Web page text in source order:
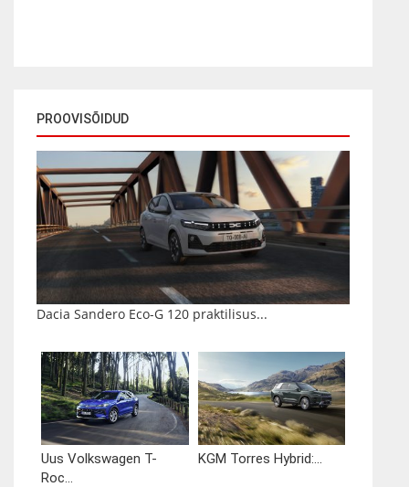
PROOVISÕIDUD
Dacia Sandero Eco-G 120 praktilisus...
Uus Volkswagen T-
Roc...
KGM Torres Hybrid:...